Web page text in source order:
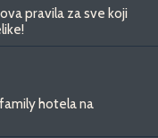
pravila za sve koji
hotela na